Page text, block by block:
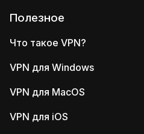
Полезное
Что такое VPN?
VPN для Windows
VPN для MacOS
VPN для iOS